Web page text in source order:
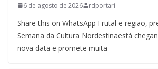
6 de agosto de 2026 rdportari
Share this on WhatsApp Frutal e região,
Semana da Cultura Nordestinaestá
nova data e promete muita